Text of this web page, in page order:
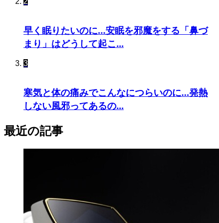
早く眠りたいのに…安眠を邪魔をする「鼻づ
まり」はどうして起こ...
3
寒気と体の痛みでこんなにつらいのに…発熱
しない風邪ってあるの...
最近の記事